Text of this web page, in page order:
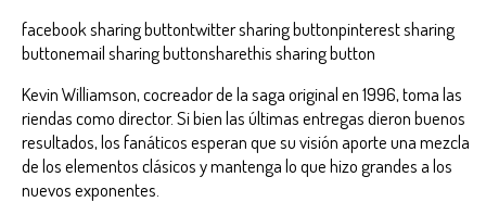
facebook sharing buttontwitter sharing buttonpinterest sharing
buttonemail sharing buttonsharethis sharing button
Kevin Williamson, cocreador de la saga original en 1996, toma las
riendas como director. Si bien las últimas entregas dieron buenos
resultados, los fanáticos esperan que su visión aporte una mezcla
de los elementos clásicos y mantenga lo que hizo grandes a los
nuevos exponentes.